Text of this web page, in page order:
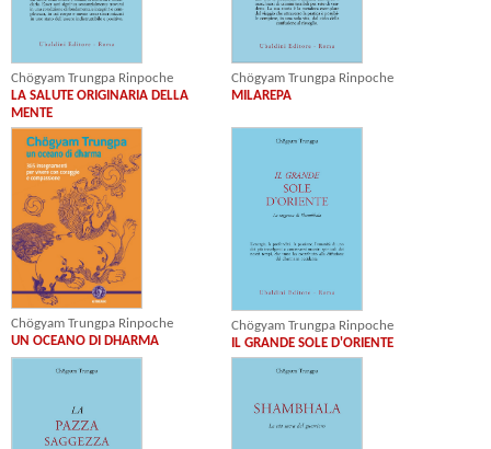
Chögyam Trungpa Rinpoche
LA SALUTE ORIGINARIA DELLA
MENTE
Chögyam Trungpa Rinpoche
MILAREPA
Chögyam Trungpa Rinpoche
UN OCEANO DI DHARMA
Chögyam Trungpa Rinpoche
IL GRANDE SOLE D'ORIENTE